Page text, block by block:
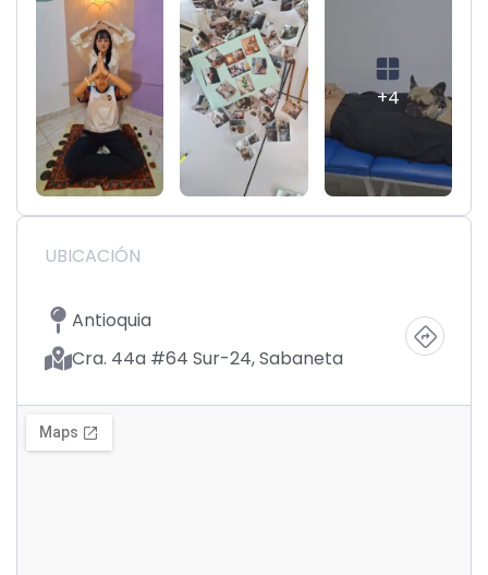
+4
UBICACIÓN
Antioquia
Cra. 44a #64 Sur-24, Sabaneta